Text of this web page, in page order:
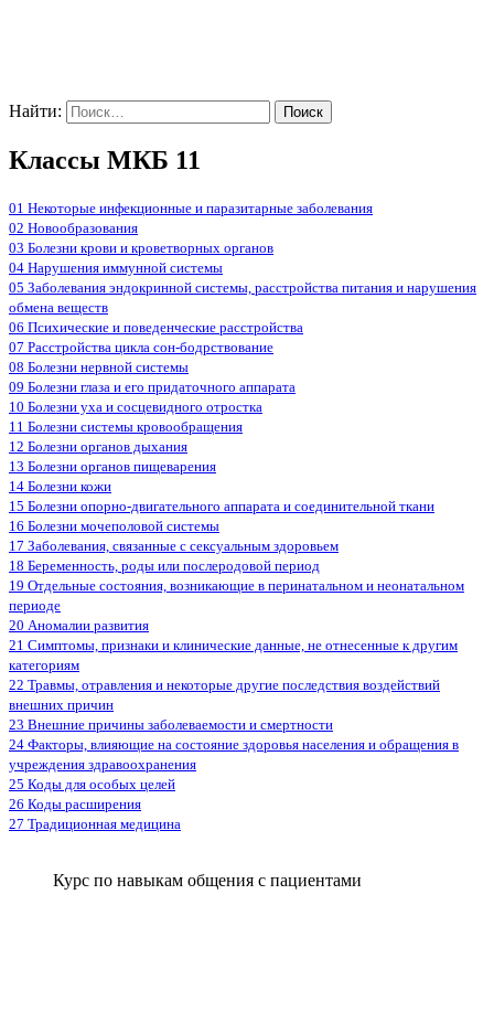
Найти:
Классы МКБ 11
01 Некоторые инфекционные и паразитарные заболевания
02 Новообразования
03 Болезни крови и кроветворных органов
04 Нарушения иммунной системы
05 Заболевания эндокринной системы, расстройства питания и нарушения
обмена веществ
06 Психические и поведенческие расстройства
07 Расстройства цикла сон-бодрствование
08 Болезни нервной системы
09 Болезни глаза и его придаточного аппарата
10 Болезни уха и сосцевидного отростка
11 Болезни системы кровообращения
12 Болезни органов дыхания
13 Болезни органов пищеварения
14 Болезни кожи
15 Болезни опорно-двигательного аппарата и соединительной ткани
16 Болезни мочеполовой системы
17 Заболевания, связанные с сексуальным здоровьем
18 Беременность, роды или послеродовой период
19 Отдельные состояния, возникающие в перинатальном и неонатальном
периоде
20 Аномалии развития
21 Симптомы, признаки и клинические данные, не отнесенные к другим
категориям
22 Травмы, отравления и некоторые другие последствия воздействий
внешних причин
23 Внешние причины заболеваемости и смертности
24 Факторы, влияющие на состояние здоровья населения и обращения в
учреждения здравоохранения
25 Коды для особых целей
26 Коды расширения
27 Традиционная медицина
Курс по навыкам общения с пациентами